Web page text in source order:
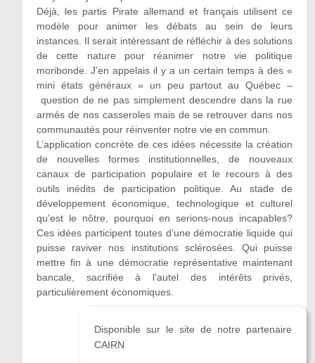
Déjà, les partis Pirate allemand et français utilisent ce
modèle pour animer les débats au sein de leurs
instances. Il serait intéressant de réfléchir à des solutions
de cette nature pour réanimer notre vie politique
moribonde. J’en appelais il y a un certain temps à des «
mini états généraux » un peu partout au Québec –
question de ne pas simplement descendre dans la rue
armés de nos casseroles mais de se retrouver dans nos
communautés pour réinventer notre vie en commun.
L’application concrète de ces idées nécessite la création
de nouvelles formes institutionnelles, de nouveaux
canaux de participation populaire et le recours à des
outils inédits de participation politique. Au stade de
développement économique, technologique et culturel
qu’est le nôtre, pourquoi en serions-nous incapables?
Ces idées participent toutes d’une démocratie liquide qui
puisse raviver nos institutions sclérosées. Qui puisse
mettre fin à une démocratie représentative maintenant
bancale, sacrifiée à l’autel des intérêts privés,
particulièrement économiques.
Disponible sur le site de notre partenaire
CAIRN